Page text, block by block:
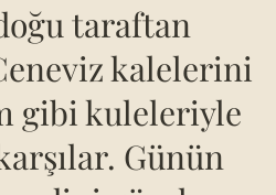
taraftan
kalelerini
gibi kuleleriyle
Günün